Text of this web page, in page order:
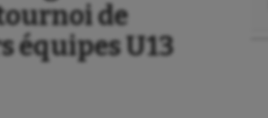
de
équipes U13